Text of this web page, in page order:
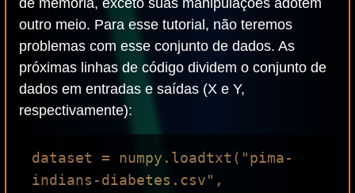
de memória, exceto suas manipulações adotem
outro meio. Para esse tutorial, não teremos
problemas com esse conjunto de dados. As
próximas linhas de código dividem o conjunto de
dados em entradas e saídas (X e Y,
respectivamente):
dataset = numpy.loadtxt("pima-
indians-diabetes.csv",